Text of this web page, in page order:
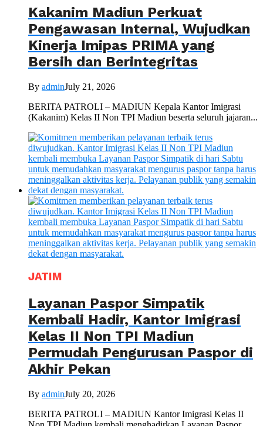
Kakanim Madiun Perkuat
Pengawasan Internal, Wujudkan
Kinerja Imipas PRIMA yang
Bersih dan Berintegritas
By adminJuly 21, 2026
BERITA PATROLI – MADIUN Kepala Kantor Imigrasi
(Kakanim) Kelas II Non TPI Madiun beserta seluruh jajaran...
JATIM
Layanan Paspor Simpatik
Kembali Hadir, Kantor Imigrasi
Kelas II Non TPI Madiun
Permudah Pengurusan Paspor di
Akhir Pekan
By adminJuly 20, 2026
BERITA PATROLI – MADIUN Kantor Imigrasi Kelas II